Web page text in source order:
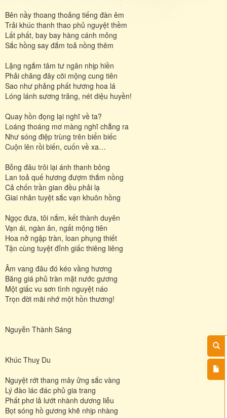
Bên nầy thoang thoảng tiếng đàn êm
Trải khúc thanh thao phủ nguyệt thềm
Lất phất, bay bay hàng cánh mỏng
Sắc hồng say đắm toả nồng thêm
Lặng ngắm tâm tư ngân nhịp hiền
Phải chăng đây cõi mộng cung tiên
Sao như phảng phất hương hoa lá
Lóng lánh sương trăng, nét diệu huyền!
Quay hồn đọng lại nghĩ về ta?
Loáng thoáng mơ màng nghĩ chẳng ra
Như sóng điệp trùng trên biển biếc
Cuộn lên rồi biến, cuốn về xa…
Bỗng đâu trôi lại ánh thanh bông
Lan toả quế hương đượm thắm nồng
Cả chốn trần gian đều phải lạ
Giai nhân tuyệt sắc vạn khuôn hồng
Ngọc đưa, tôi nắm, kết thành duyên
Vạn ái, ngàn ân, ngất mộng tiên
Hoa nở ngập tràn, loan phụng thiết
Tận cùng tuyệt đỉnh giấc thiêng liêng
Âm vang đâu đó kéo vầng hương
Băng giá phủ tràn mặt nước gương
Một giấc vu sơn tình nguyệt náo
Trọn đời mãi nhớ một hồn thương!
Nguyễn Thành Sáng
Khúc Thuỵ Du
Nguyệt rớt thang mây ửng sắc vàng
Lý đào lác đác phủ gia trang
Phất phơ lả lướt nhành dương liễu
Bọt sóng hồ gương khẽ nhịp nhàng